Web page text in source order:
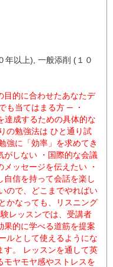
年以上), 一般添削 (１０
目的に合わせたあなたデ
も当てはまる方 ─ ・
達成するための具体的な
の勉強法は ひと通り試
強に「効率」を求めてき
がしない ・国際的な会議
ッセージを伝えたい ・
信を持って会話を楽し
ので、どこまでやればい
かなっても、リスニング
レッスンでは、受講者
果的に学べる道筋を提案
ルとして使えるようにな
す。 レッスンを通して英
モヤモヤ感やストレスを